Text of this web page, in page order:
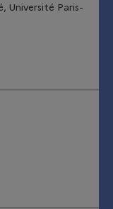
Université Paris-